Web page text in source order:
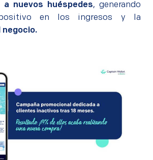
a nuevos huéspedes, generando
en los ingresos y la
negocio.